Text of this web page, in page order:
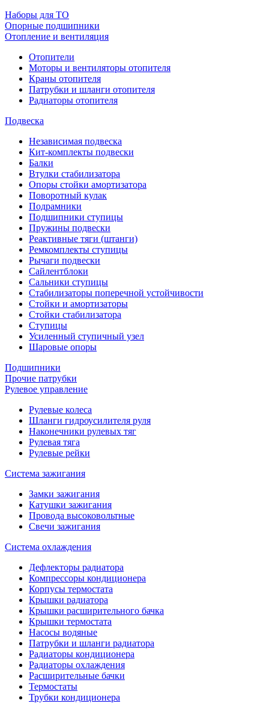
Наборы для ТО
Опорные подшипники
Отопление и вентиляция
Отопители
Моторы и вентиляторы отопителя
Краны отопителя
Патрубки и шланги отопителя
Радиаторы отопителя
Подвеска
Независимая подвеска
Кит-комплекты подвески
Балки
Втулки стабилизатора
Опоры стойки амортизатора
Поворотный кулак
Подрамники
Подшипники ступицы
Пружины подвески
Реактивные тяги (штанги)
Ремкомплекты ступицы
Рычаги подвески
Сайлентблоки
Сальники ступицы
Стабилизаторы поперечной устойчивости
Стойки и амортизаторы
Стойки стабилизатора
Ступицы
Усиленный ступичный узел
Шаровые опоры
Подшипники
Прочие патрубки
Рулевое управление
Рулевые колеса
Шланги гидроусилителя руля
Наконечники рулевых тяг
Рулевая тяга
Рулевые рейки
Система зажигания
Замки зажигания
Катушки зажигания
Провода высоковольтные
Свечи зажигания
Система охлаждения
Дефлекторы радиатора
Компрессоры кондиционера
Корпусы термостата
Крышки радиатора
Крышки расширительного бачка
Крышки термостата
Насосы водяные
Патрубки и шланги радиатора
Радиаторы кондиционера
Радиаторы охлаждения
Расширительные бачки
Термостаты
Трубки кондиционера